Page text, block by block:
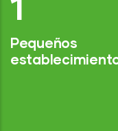
Pequeños